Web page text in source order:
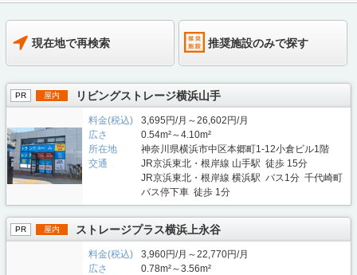
現在地で再検索 推奨施設のみで探す
PR 屋内 リビングストレージ横浜山手
料金(税込)
3,695円/月～26,602円/月
広さ
0.54m²～4.10m²
所在地
神奈川県横浜市中区本郷町1-12小倉ビル1階
交通
JR京浜東北・根岸線 山手駅 徒歩 15分
JR京浜東北・根岸線 横浜駅 バス1分 千代崎町
バス停下車 徒歩 1分
PR 屋内 ストレージプラス横浜上永谷
料金(税込)
3,960円/月～22,770円/月
広さ
0.78m²～3.56m²